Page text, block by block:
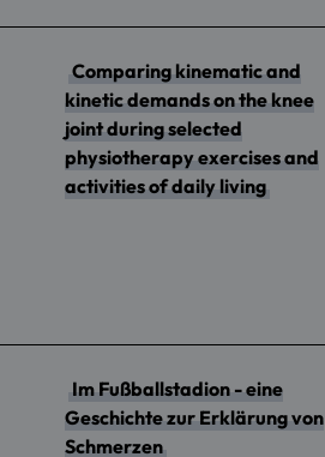
Comparing kinematic and
kinetic demands on the knee
joint during selected
physiotherapy exercises and
activities of daily living
Im Fußballstadion - eine
Geschichte zur Erklärung von
Schmerzen